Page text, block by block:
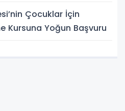
Çocuklar İçin
Kursuna Yoğun Başvuru